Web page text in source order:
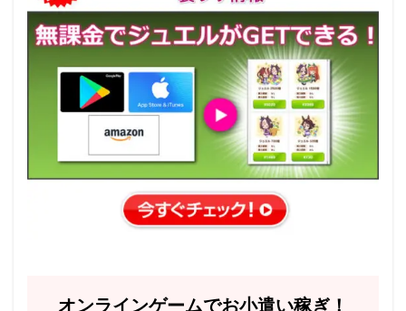
オンラインゲームでお小遣い稼ぎ！